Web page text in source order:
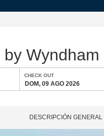
CHECK OUT
DOM, 09 AGO 2026
DESCRIPCIÓN GENERAL